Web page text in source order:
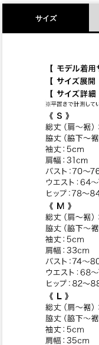
サイズ